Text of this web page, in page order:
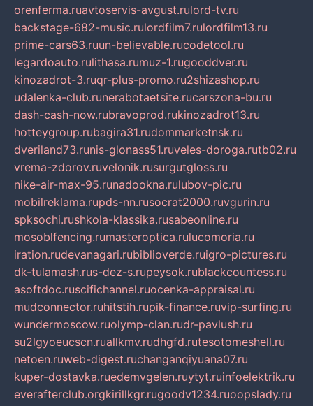
orenferma.ruavtoservis-avgust.rulord-tv.ru
backstage-682-music.rulordfilm7.rulordfilm13.ru
prime-cars63.ruun-believable.rucodetool.ru
legardoauto.rulithasa.rumuz-1.rugooddver.ru
kinozadrot-3.ruqr-plus-promo.ru2shizashop.ru
udalenka-club.runerabotaetsite.rucarszona-bu.ru
dash-cash-now.rubravoprod.rukinozadrot13.ru
hotteygroup.rubagira31.rudommarketnsk.ru
dveriland73.runis-glonass51.ruveles-doroga.rutb02.ru
vrema-zdorov.ruvelonik.rusurgutgloss.ru
nike-air-max-95.runadookna.rulubov-pic.ru
mobilreklama.rupds-nn.rusocrat2000.ruvgurin.ru
spksochi.rushkola-klassika.rusabeonline.ru
mosoblfencing.rumasteroptica.rulucomoria.ru
iration.rudevanagari.rubiblioverde.ruigro-pictures.ru
dk-tulamash.rus-dez-s.rupeysok.rublackcountess.ru
asoftdoc.ruscifichannel.ruocenka-appraisal.ru
mudconnector.ruhitstih.rupik-finance.ruvip-surfing.ru
wundermoscow.ruolymp-clan.rudr-pavlush.ru
su2lgyoeucscn.ruallkmv.rudhgfd.rutesotomeshell.ru
netoen.ruweb-digest.ruchanganqiyuana07.ru
kuper-dostavka.ruedemvgelen.ruytyt.ruinfoelektrik.ru
everafterclub.orgkirillkgr.rugoodv1234.ruoopslady.ru